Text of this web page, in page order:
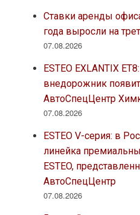
Ставки аренды
года выросли на
07.08.2026
ESTEO EXLANTIX
внедорожник
АвтоСпецЦентр
07.08.2026
ESTEO V-серия: в
линейка
ESTEO,
АвтоСпецЦентр
07.08.2026